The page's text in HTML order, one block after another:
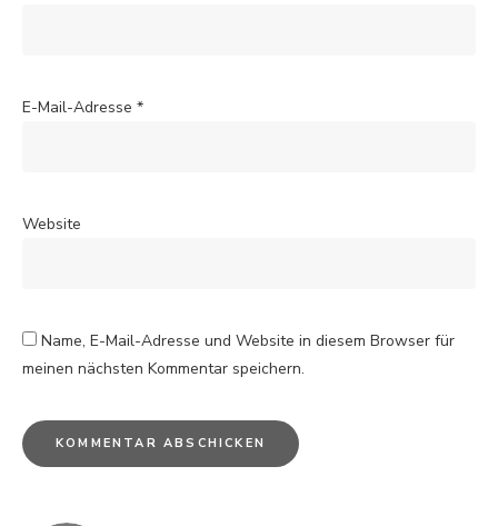
E-Mail-Adresse *
Website
Name, E-Mail-Adresse und Website in diesem Browser für
meinen nächsten Kommentar speichern.